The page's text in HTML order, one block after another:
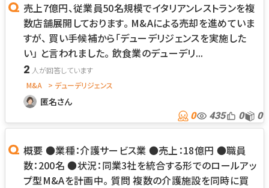
売上7億円、従業員50名規模でイタリアンレストランを複
数店舗展開しております。 M&Aによる売却を進めていま
すが、 買い手候補から「デューデリジェンスを実施した
い」 と言われました。 飲食業のデューデリ...
2
M&A > デューデリジェンス
匿名さん
0 435 0 0
概要 ●業種：介護サービス業 ●売上：18億円 ●職員
数：200名 ●状況：同業3社を統合する形でのロールアッ
プ型M&Aを計画中。 質問 複数の介護施設を同時に買